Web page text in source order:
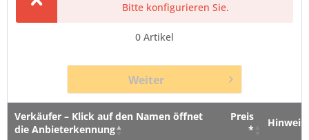
Bitte konfigurieren Sie.
0 Artikel
Weiter
Verkäufer – Klick auf den Namen öffnet
die Anbieterkennung
Preis
*
Hinweis